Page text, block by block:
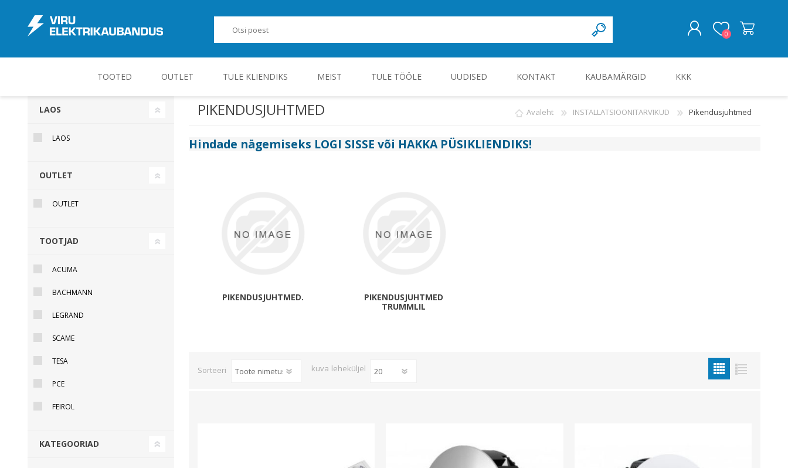
0
TOOTED
JUHT-, KONTROLL- JA MÕÕTESEADMED
Elektromehaaniline relee
Pooljuhtreleed
ROHEENERGIA JA TÖÖSTUSELEKTROONIKA
Elektriautode laadijad ja komponendid
OUTLET TULE KLIENDIKS MEIST TULE TÖÖLE UUDISED KONTAKT KAUBAMÄRGID KKK
PIKENDUSJUHTMED Avaleht INSTALLATSIOONITARVIKUD Pikendusjuhtmed
Hindade nägemiseks LOGI SISSE või HAKKA PÜSIKLIENDIKS!
PIKENDUSJUHTMED.
PIKENDUSJUHTMED
TRUMMLIL
Sorteeri kuva leheküljel
LAOS
LAOS
OUTLET
OUTLET
TOOTJAD
ACUMA
BACHMANN
LEGRAND
SCAME
TESA
PCE
FEIROL
KATEGOORIAD